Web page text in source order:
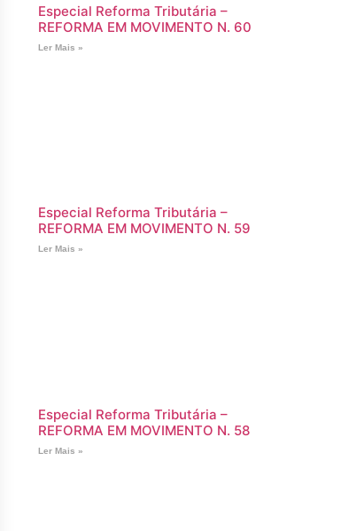
Especial Reforma Tributária –
REFORMA EM MOVIMENTO N. 60
Ler Mais »
Especial Reforma Tributária –
REFORMA EM MOVIMENTO N. 59
Ler Mais »
Especial Reforma Tributária –
REFORMA EM MOVIMENTO N. 58
Ler Mais »